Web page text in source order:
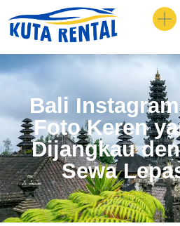
Bali
Foto Keren
Dijangkau
Sewa